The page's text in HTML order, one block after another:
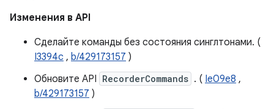
Изменения в API
Сделайте команды без состояния синглтонами. (
I3394c , b/429173157 )
Обновите API RecorderCommands . ( Ie09e8 ,
b/429173157 )